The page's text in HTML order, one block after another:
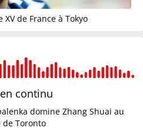
de France à Tokyo
continu
domine Zhang Shuai au
de Toronto